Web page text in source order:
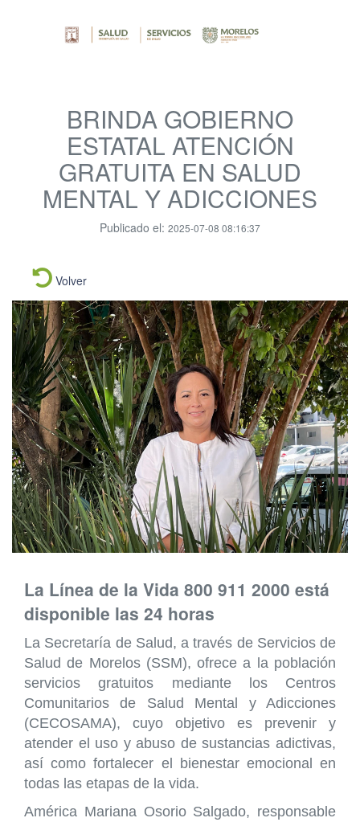
BRINDA GOBIERNO
ESTATAL ATENCIÓN
GRATUITA EN SALUD
MENTAL Y ADICCIONES
Publicado el: 2025-07-08 08:16:37
Volver
La Línea de la Vida 800 911 2000 está
disponible las 24 horas
La Secretaría de Salud, a través de Servicios de
Salud de Morelos (SSM), ofrece a la población
servicios gratuitos mediante los Centros
Comunitarios de Salud Mental y Adicciones
(CECOSAMA), cuyo objetivo es prevenir y
atender el uso y abuso de sustancias adictivas,
así como fortalecer el bienestar emocional en
todas las etapas de la vida.
América Mariana Osorio Salgado, responsable